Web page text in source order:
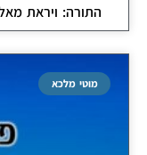
התורה: ויראת
מוטי מלכא